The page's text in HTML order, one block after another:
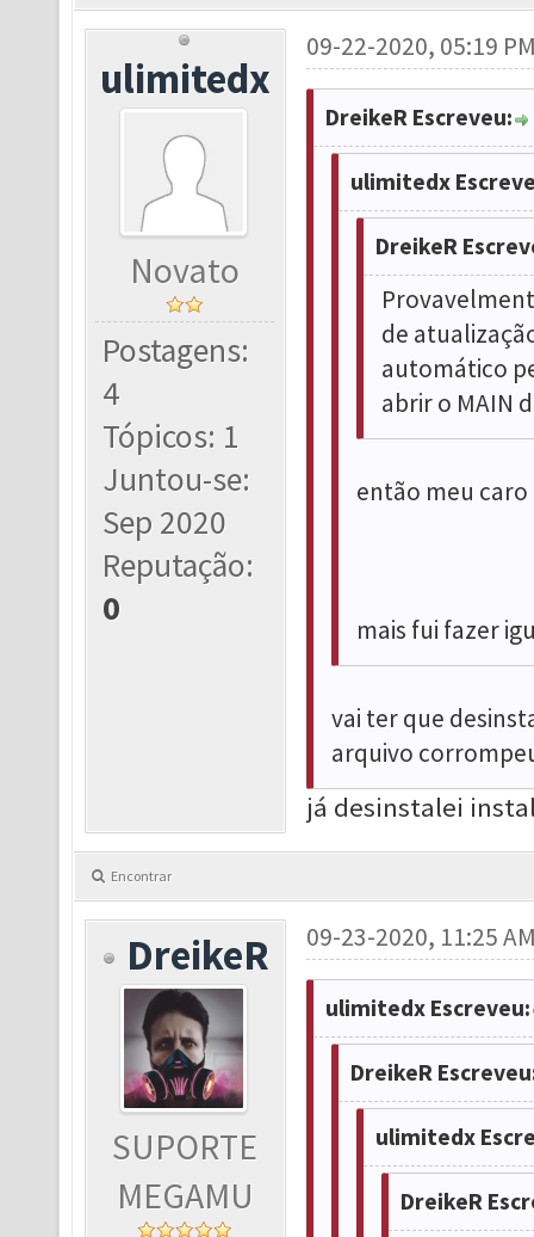
ulimitedx
Novato
Postagens:
4
Tópicos: 1
Juntou-se:
Sep 2020
Reputação:
0
09-22-2020, 05:19
DreikeR Escreveu:
ulimitedx
DreikeR
de
automático
abrir o MAIN
então meu
mais fui fazer
vai ter que
arquivo
já desinstalei
Encontrar
DreikeR
SUPORTE
MEGAMU
09-23-2020, 11:25
ulimitedx Escreveu:
DreikeR
ulimitedx
DreikeR